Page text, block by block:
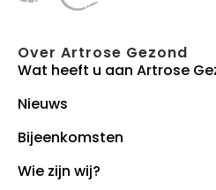
Over Artrose Gezond
Wat heeft u aan Artrose
Nieuws
Bijeenkomsten
Wie zijn wij?